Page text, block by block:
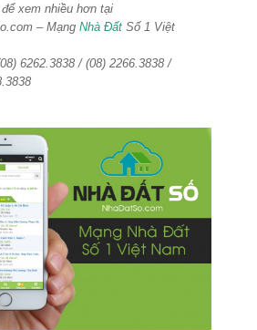
xem nhiều hơn tại
– Mạng Nhà Đất Số 1 Việt
6262.3838 / (08) 2266.3838 /